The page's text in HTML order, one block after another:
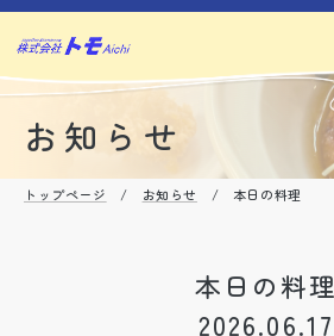
お知らせ
トップページ / お知らせ / 本日の料理
本日の料理
2026.06.17